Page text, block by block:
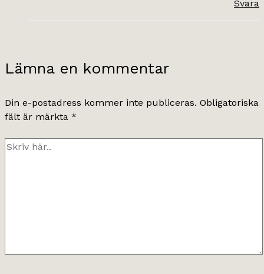
Svara
Lämna en kommentar
Din e-postadress kommer inte publiceras. Obligatoriska
fält är märkta *
Skriv